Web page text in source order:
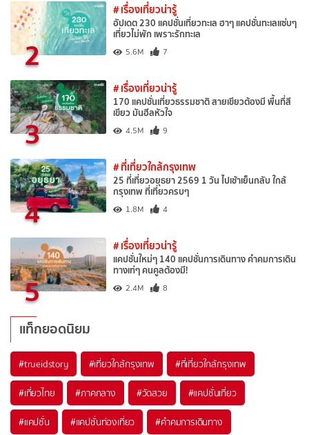
2
# เรื่องเที่ยวน่ารู้
อัปเดต 230 แคปชั่นเที่ยวทะเล ฮาๆ แคปชั่นทะเลแซ่บๆ
เที่ยวไม่พัก เพราะรักทะเล
5.6M 7
3
# เรื่องเที่ยวน่ารู้
170 แคปชั่นเที่ยวธรรมชาติ สายเขียวต้องมี พื้นที่สี
เขียว มันฮีลหัวใจ
4.5M 9
4
# ที่เที่ยวใกล้กรุงเทพ
25 ที่เที่ยวอยุธยา 2569 1 วัน ไปเช้าเย็นกลับ ใกล้
กรุงเทพ ที่เที่ยวครบๆ
1.8M 4
5
# เรื่องเที่ยวน่ารู้
แคปชั่นใหม่ๆ 140 แคปชั่นการเดินทาง คำคมการเดิน
ทางเท่ๆ คนคูลต้องมี!
2.4M 8
แท็กยอดนิยม
#trueidstory #เที่ยวใกล้กรุงเทพ #ที่เที่ยวใกล้กรุงเทพ
#เที่ยวไทย #ภาคกลาง #วัดสวย #แคปชั่นเที่ยว
#แคปชั่น #แคปชั่นท่องเที่ยว #คำคมการเดินทาง